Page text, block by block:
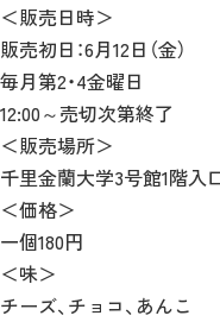
＜販売日時＞
販売初日：6月12日（金）
毎月第2・4金曜日
12:00～売切次第終了
＜販売場所＞
千里金蘭大学3号館1階入
＜価格＞
一個180円
＜味＞
チーズ、チョコ、あんこ